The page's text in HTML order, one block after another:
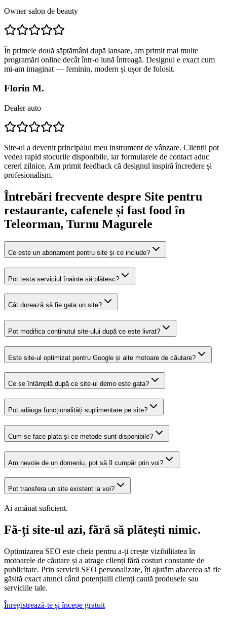
Owner salon de beauty
În primele două săptămâni după lansare, am primit mai multe
programări online decât într-o lună întreagă. Designul e exact cum
mi-am imaginat — feminin, modern și ușor de folosit.
Florin M.
Dealer auto
Site-ul a devenit principalul meu instrument de vânzare. Clienții pot
vedea rapid stocurile disponibile, iar formularele de contact aduc
cereri zilnice. Am primit feedback că designul inspiră încredere și
profesionalism.
Întrebări frecvente despre Site pentru
restaurante, cafenele și fast food în
Teleorman, Turnu Magurele
Ce este un abonament pentru site și ce include?
Pot testa serviciul înainte să plătesc?
Cât durează să fie gata un site?
Pot modifica conținutul site-ului după ce este livrat?
Este site-ul optimizat pentru Google și alte motoare de căutare?
Ce se întâmplă după ce site-ul demo este gata?
Pot adăuga funcționalități suplimentare pe site?
Cum se face plata și ce metode sunt disponibile?
Am nevoie de un domeniu, pot să îl cumpăr prin voi?
Pot transfera un site existent la voi?
Ai amânat suficient.
Fă-ți site-ul azi, fără să plătești nimic.
Optimizarea SEO este cheia pentru a-ți crește vizibilitatea în
motoarele de căutare și a atrage clienți fără costuri constante de
publicitate. Prin servicii SEO personalizate, îți ajutăm afacerea să fie
găsită exact atunci când potențialii clienți caută produsele sau
serviciile tale.
Înregistrează-te și începe gratuit